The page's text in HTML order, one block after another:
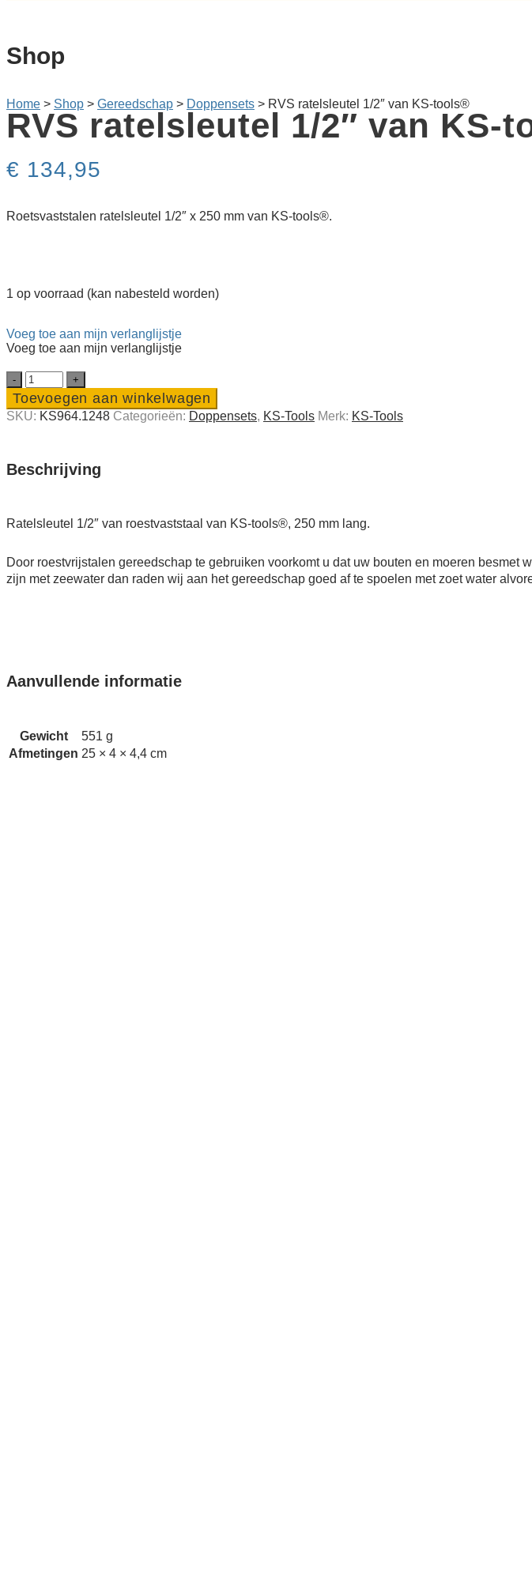
Shop
Home > Shop > Gereedschap > Doppensets > RVS ratelsleutel 1/2″ van KS-tools®️
RVS ratelsleutel 1/2″ van KS-
€ 134,95
Roetsvaststalen ratelsleutel 1/2″ x 250 mm van KS-tools®️.
1 op voorraad (kan nabesteld worden)
Voeg toe aan mijn verlanglijstje
Voeg toe aan mijn verlanglijstje
RVS
ratelsleutel
1/2"
van
quantity
Toevoegen aan winkelwagen
SKU: KS964.1248 Categorieën: Doppensets, KS-Tools Merk: KS-Tools
Beschrijving
Ratelsleutel 1/2″ van roestvaststaal van KS-tools®️, 250 mm lang.
Door roestvrijstalen gereedschap te gebruiken voorkomt u dat uw bouten en moeren
zijn met zeewater dan raden wij aan het gereedschap goed af te spoelen met zoet water
Aanvullende informatie
Gewicht
551 g
Afmetingen 25 × 4 × 4,4 cm